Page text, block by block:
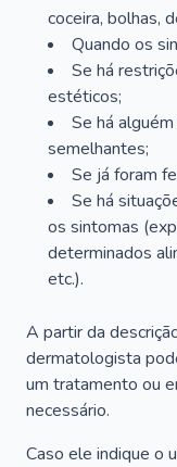
coceira, bolhas,
Quando os
Se há
estéticos;
Se há
semelhantes;
Se já foram
Se há
os sintomas
determinados
etc.).
A partir da
dermatologista
um tratamento ou
necessário.
Caso ele indique o